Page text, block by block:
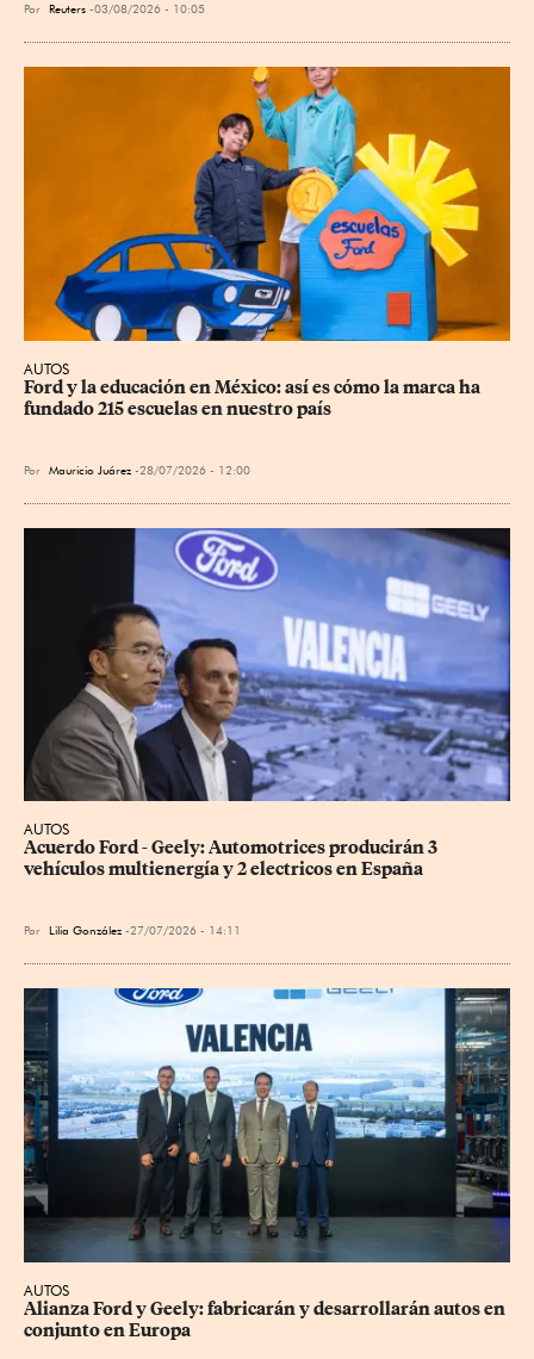
Por Reuters 03/08/2026 - 10:05
AUTOS
Ford y la educación en México: así es cómo la marca ha
fundado 215 escuelas en nuestro país
Por Mauricio Juárez 28/07/2026 - 12:00
AUTOS
Acuerdo Ford - Geely: Automotrices producirán 3
vehículos multienergía y 2 electricos en España
Por Lilia González 27/07/2026 - 14:11
AUTOS
Alianza Ford y Geely: fabricarán y desarrollarán autos en
conjunto en Europa